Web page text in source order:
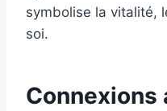
symbolise la vitalité,
soi.
Connexions